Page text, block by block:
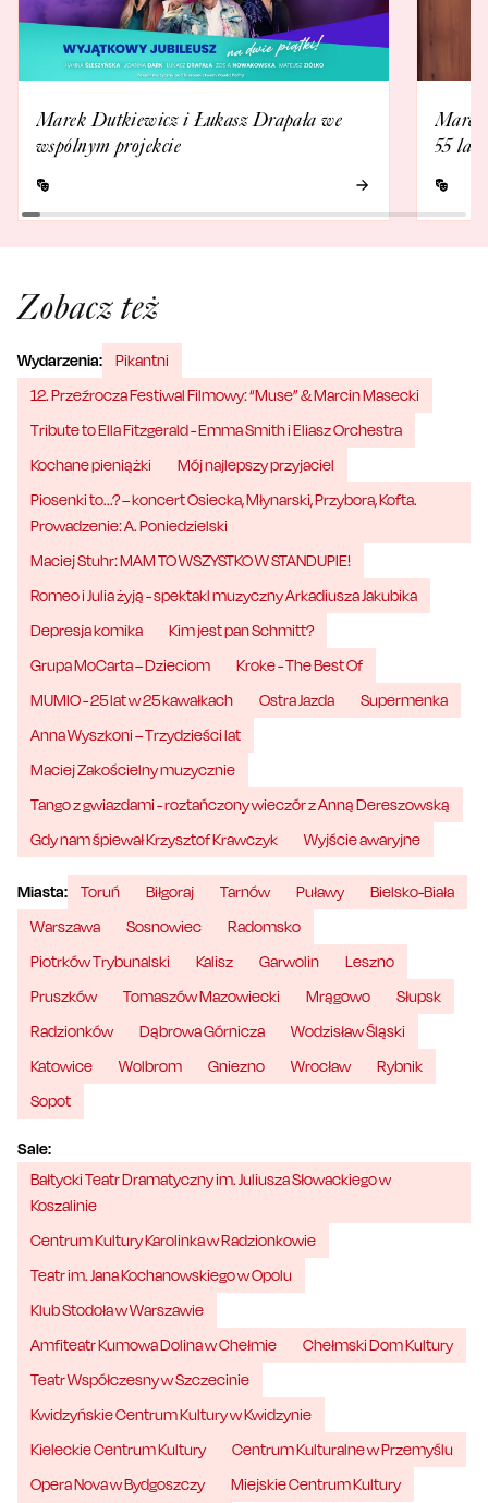
Marek Dutkiewicz i Łukasz Drapała we
wspólnym projekcie
Marek
55 lat
Zobacz też
Wydarzenia:
Pikantni
12. Przeźrocza Festiwal Filmowy: “Muse” & Marcin Masecki
Tribute to Ella Fitzgerald - Emma Smith i Eliasz Orchestra
Kochane pieniążki
Mój najlepszy przyjaciel
Piosenki to...? – koncert Osiecka, Młynarski, Przybora, Kofta.
Prowadzenie: A. Poniedzielski
Maciej Stuhr: MAM TO WSZYSTKO W STANDUPIE!
Romeo i Julia żyją - spektakl muzyczny Arkadiusza Jakubika
Depresja komika
Kim jest pan Schmitt?
Grupa MoCarta – Dzieciom
Kroke - The Best Of
MUMIO - 25 lat w 25 kawałkach
Ostra Jazda
Supermenka
Anna Wyszkoni – Trzydzieści lat
Maciej Zakościelny muzycznie
Tango z gwiazdami - roztańczony wieczór z Anną Dereszowską
Gdy nam śpiewał Krzysztof Krawczyk
Wyjście awaryjne
Miasta: Toruń Biłgoraj Tarnów Puławy
Bielsko-Biała
Warszawa
Sosnowiec
Radomsko
Piotrków Trybunalski
Kalisz Garwolin
Leszno
Pruszków
Tomaszów Mazowiecki Mrągowo
Słupsk
Radzionków
Dąbrowa Górnicza
Wodzisław Śląski
Katowice
Wolbrom Gniezno Wrocław
Rybnik
Sopot
Sale:
Bałtycki Teatr Dramatyczny im. Juliusza Słowackiego w
Koszalinie
Centrum Kultury Karolinka w Radzionkowie
Teatr im. Jana Kochanowskiego w Opolu
Klub Stodoła w Warszawie
Amfiteatr Kumowa Dolina w Chełmie
Chełmski Dom Kultury
Teatr Współczesny w Szczecinie
Kwidzyńskie Centrum Kultury w Kwidzynie
Kieleckie Centrum Kultury
Centrum Kulturalne w Przemyślu
Opera Nova w Bydgoszczy
Miejskie Centrum Kultury